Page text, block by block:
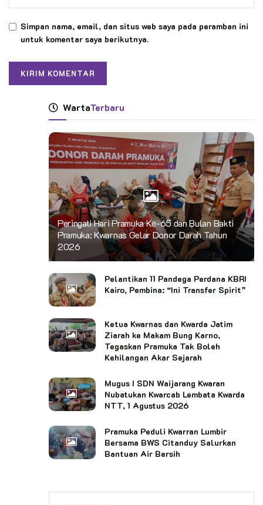
Simpan nama, email, dan situs web saya pada peramban ini
untuk komentar saya berikutnya.
WartaTerbaru
Peringati Hari Pramuka Ke-65 dan Bulan Bakti
Pramuka: Kwarnas Gelar Donor Darah Tahun
2026
Pelantikan 11 Pandega Perdana KBRI
Kairo, Pembina: “Ini Transfer Spirit”
Ketua Kwarnas dan Kwarda Jatim
Ziarah ke Makam Bung Karno,
Tegaskan Pramuka Tak Boleh
Kehilangan Akar Sejarah
Mugus I SDN Waijarang Kwaran
Nubatukan Kwarcab Lembata Kwarda
NTT, 1 Agustus 2026
Pramuka Peduli Kwarran Lumbir
Bersama BWS Citanduy Salurkan
Bantuan Air Bersih